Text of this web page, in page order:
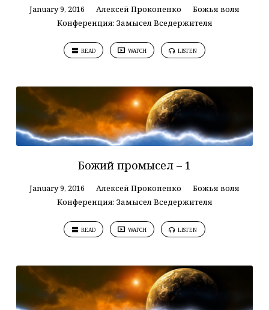
January 9, 2016 Алексей Прокопенко
Божья воля
Конференция: Замысел Вседержителя
READ WATCH LISTEN
Божий промысел – 1
January 9, 2016 Алексей Прокопенко
Божья воля
Конференция: Замысел Вседержителя
READ WATCH LISTEN